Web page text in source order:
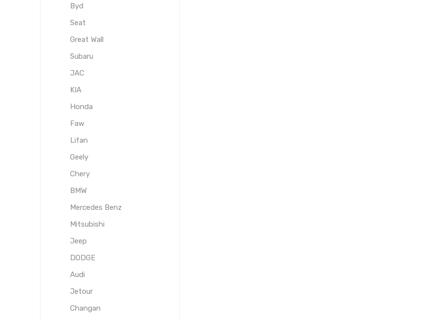
Byd
Seat
Great Wall
Subaru
JAC
KIA
Honda
Faw
Lifan
Geely
Chery
BMW
Mercedes Benz
Mitsubishi
Jeep
DODGE
Audi
Jetour
Changan